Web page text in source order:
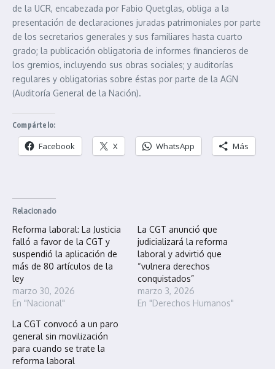
de la UCR, encabezada por Fabio Quetglas, obliga a la
presentación de declaraciones juradas patrimoniales por parte
de los secretarios generales y sus familiares hasta cuarto
grado; la publicación obligatoria de informes financieros de
los gremios, incluyendo sus obras sociales; y auditorías
regulares y obligatorias sobre éstas por parte de la AGN
(Auditoría General de la Nación).
Compártelo:
Facebook X WhatsApp Más
Relacionado
Reforma laboral: La Justicia
falló a favor de la CGT y
suspendió la aplicación de
más de 80 artículos de la
ley
marzo 30, 2026
En "Nacional"
La CGT anunció que
judicializará la reforma
laboral y advirtió que
“vulnera derechos
conquistados”
marzo 3, 2026
En "Derechos Humanos"
La CGT convocó a un paro
general sin movilización
para cuando se trate la
reforma laboral